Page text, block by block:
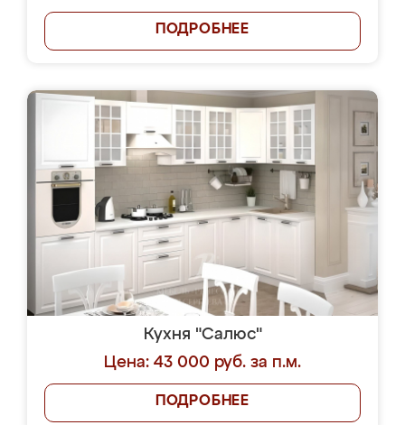
ПОДРОБНЕЕ
Кухня "Салюс"
Цена: 43 000 руб. за п.м.
ПОДРОБНЕЕ